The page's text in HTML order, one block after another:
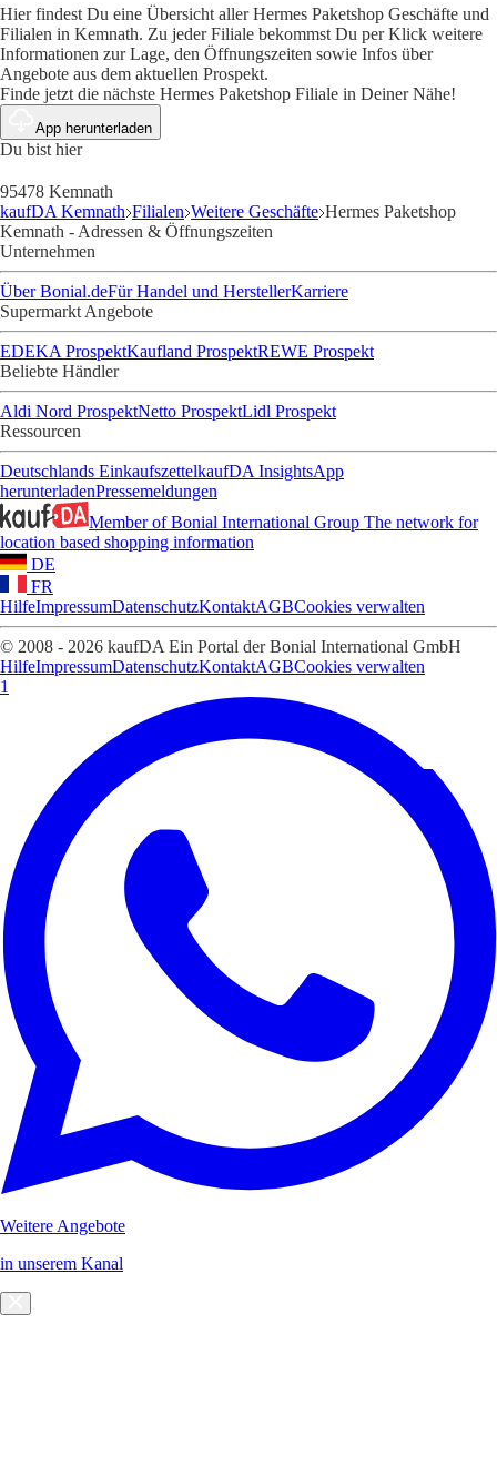
Hier findest Du eine Übersicht aller Hermes Paketshop Geschäfte und
Filialen in Kemnath. Zu jeder Filiale bekommst Du per Klick weitere
Informationen zur Lage, den Öffnungszeiten sowie Infos über
Angebote aus dem aktuellen Prospekt.
Finde jetzt die nächste Hermes Paketshop Filiale in Deiner Nähe!
App herunterladen
Du bist hier
95478 Kemnath
kaufDA Kemnath Filialen Weitere Geschäfte Hermes Paketshop
Kemnath - Adressen & Öffnungszeiten
Unternehmen
Über Bonial.deFür Handel und HerstellerKarriere
Supermarkt Angebote
EDEKA ProspektKaufland ProspektREWE Prospekt
Beliebte Händler
Aldi Nord ProspektNetto ProspektLidl Prospekt
Ressourcen
Deutschlands EinkaufszettelkaufDA InsightsApp
herunterladenPressemeldungen
Member of Bonial International Group The network for
location based shopping information
DE
FR
HilfeImpressumDatenschutzKontaktAGBCookies verwalten
© 2008 - 2026 kaufDA Ein Portal der Bonial International GmbH
HilfeImpressumDatenschutzKontaktAGBCookies verwalten
1
Weitere Angebote
in unserem Kanal